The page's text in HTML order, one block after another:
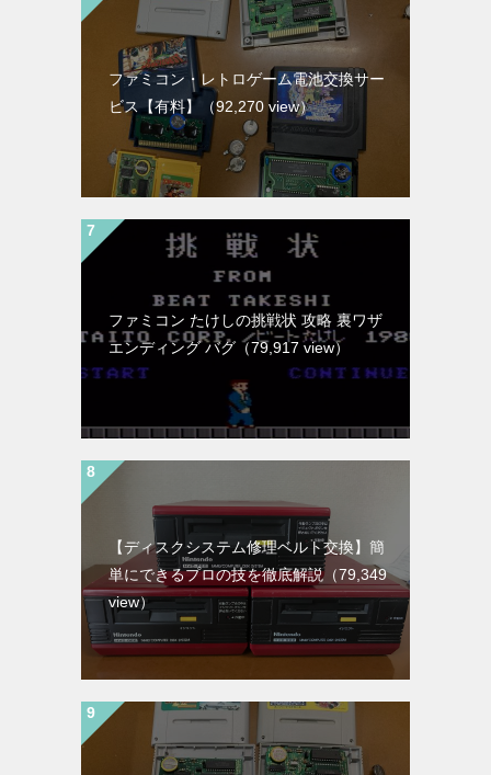
ファミコン・レトロゲーム電池交換サー
ビス【有料】
（92,270 view）
ファミコン たけしの挑戦状 攻略 裏ワザ
エンディング バグ （79,917 view）
【ディスクシステム修理ベルト交換】簡
単にできるプロの技を徹底解説（79,349
view）